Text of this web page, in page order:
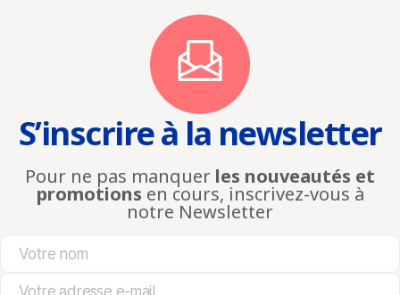
S’inscrire à la newsletter
Pour ne pas manquer les nouveautés et
promotions en cours, inscrivez-vous à
notre Newsletter